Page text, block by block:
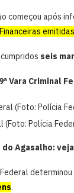
começou após
seis
9ª Vara Criminal
(Foto: Polícia
do Agasalho:
determinou
.